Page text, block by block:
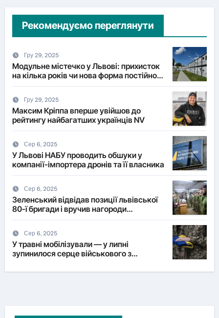
Рекомендуємо переглянути
Гру 29, 2025
Модульне містечко у Львові: прихисток
на кілька років чи нова форма постійного
житла?
Гру 29, 2025
Максим Кріппа вперше увійшов до
рейтингу найбагатших українців NV
Сер 6, 2025
У Львові НАБУ проводить обшуки у
компанії-імпортера дронів та її власника
Сер 6, 2025
Зеленський відвідав позиції львівської
80-ї бригади і вручив нагороди
військовим
Сер 6, 2025
У травні мобілізували — у липні
зупинилося серце військового з